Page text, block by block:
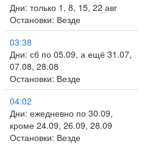
Дни: только 1, 8, 15, 22 авг
Остановки: Везде
03:38
Дни: сб по 05.09, а ещё 31.07,
07.08, 28.08
Остановки: Везде
04:02
Дни: ежедневно по 30.09,
кроме 24.09, 26.09, 28.09
Остановки: Везде